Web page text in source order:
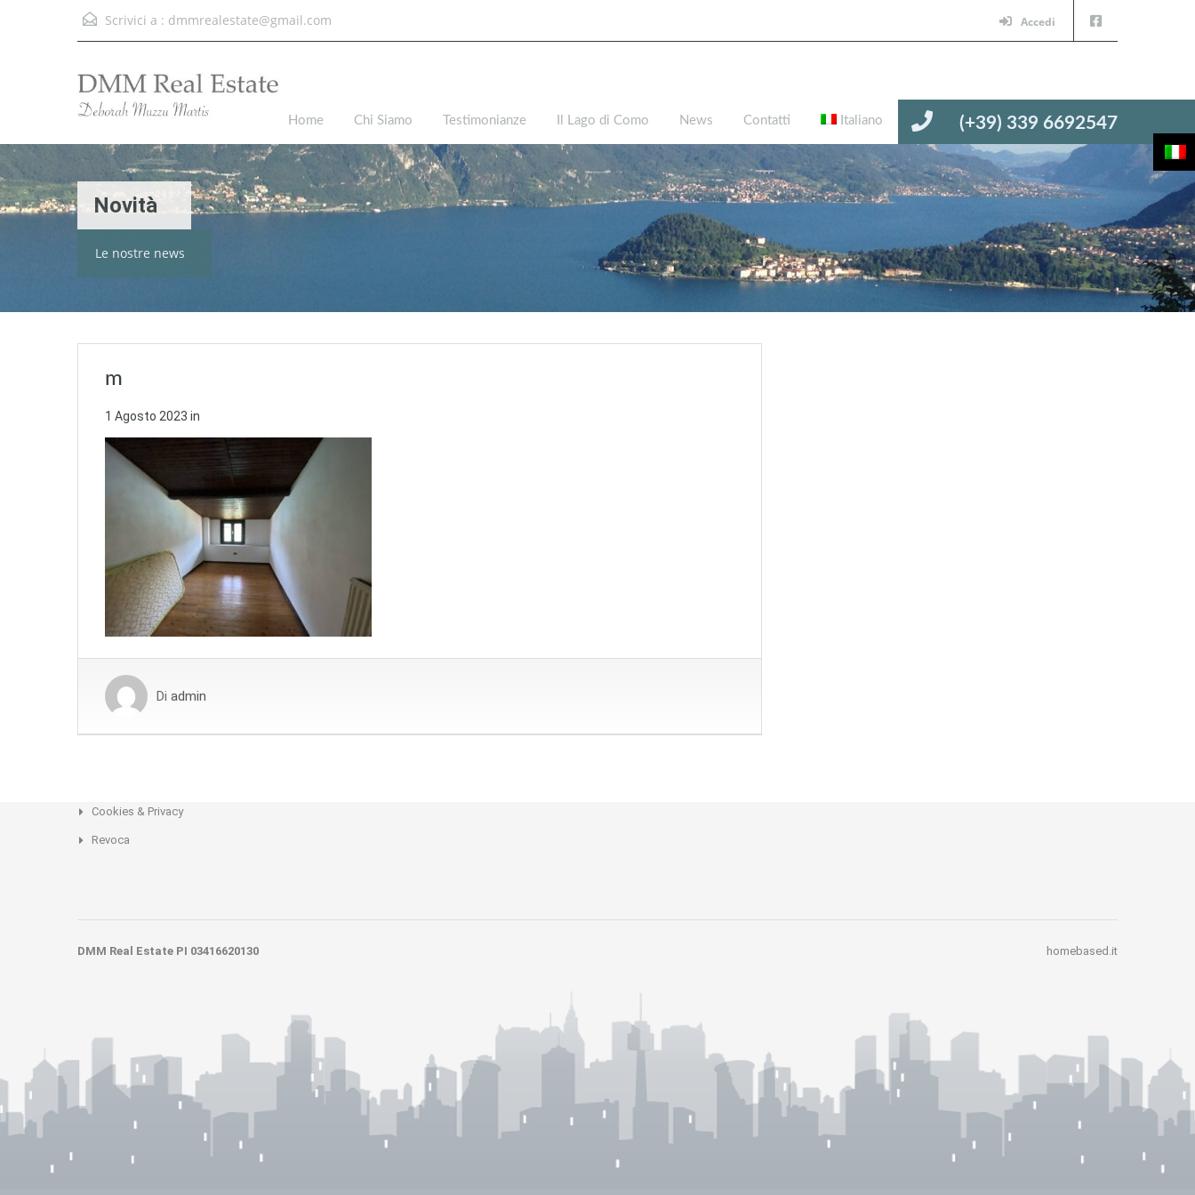
Scrivici a : dmmrealestate@gmail.com Accedi
(+39) 339 6692547
Home Chi Siamo Testimonianze Il Lago di Como News Contatti Italiano
Novità
Le nostre news
m
1 Agosto 2023 in
Di admin
Cookies & Privacy
Revoca
DMM Real Estate PI 03416620130 homebased.it